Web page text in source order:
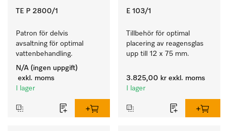
TE P 2800/1
Patron för delvis
avsaltning för optimal
vattenbehandling.
N/A (ingen uppgift)
exkl. moms
I lager
E 103/1
Tillbehör för optimal
placering av reagensglas
upp till 12 x 75 mm.
3.825,00 kr exkl. moms
I lager